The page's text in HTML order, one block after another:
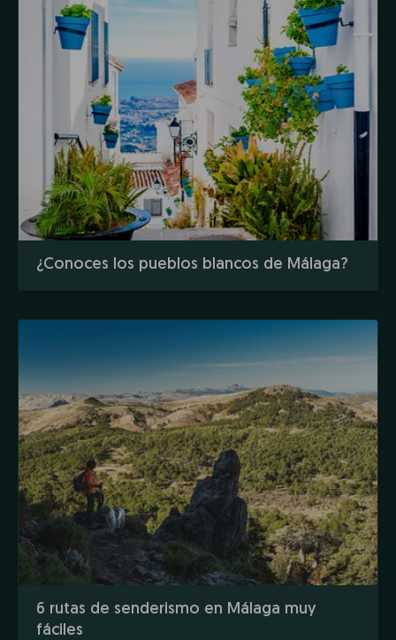
¿Conoces los pueblos blancos de Málaga?
6 rutas de senderismo en Málaga muy
fáciles